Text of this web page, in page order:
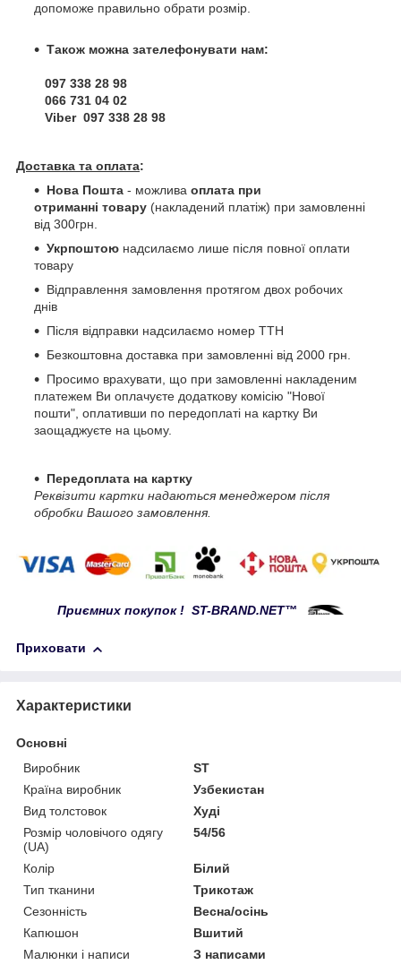
допоможе правильно обрати розмір.
Також можна зателефонувати нам:
097 338 28 98
066 731 04 02
Viber 097 338 28 98
Доставка та оплата:
Нова Пошта - можлива оплата при
отриманні товару (накладений платіж) при замовленні
від 300грн.
Укрпоштою надсилаємо лише після повної оплати
товару
Відправлення замовлення протягом двох робочих
днів
Після відправки надсилаємо номер ТТН
Безкоштовна доставка при замовленні від 2000 грн.
Просимо врахувати, що при замовленні накладеним
платежем Ви оплачуєте додаткову комісію "Нової
пошти", оплативши по передоплаті на картку Ви
заощаджуєте на цьому.
Передоплата на картку
Реквізити картки надаються менеджером після
обробки Вашого замовлення.
Приємних покупок ! ST-BRAND.NET™
Приховати
Характеристики
Основні
Виробник
ST
Країна виробник
Узбекистан
Вид толстовок
Худі
Розмір чоловічого одягу
(UA)
54/56
Колір
Білий
Тип тканини
Трикотаж
Сезонність
Весна/осінь
Капюшон
Вшитий
Малюнки і написи
З написами